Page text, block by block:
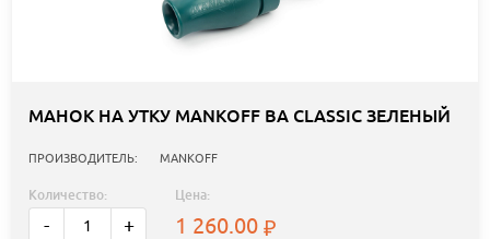
МАНОК НА УТКУ MANKOFF BA CLASSIC ЗЕЛЕНЫЙ
ПРОИЗВОДИТЕЛЬ: MANKOFF
Количество:
- +
Цена:
1 260.00